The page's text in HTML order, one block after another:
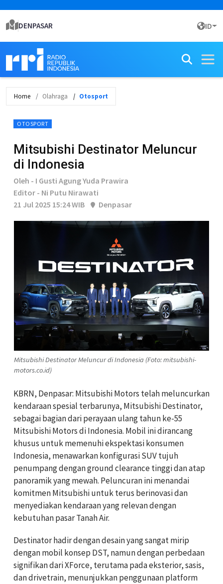
DENPASAR ID
Home Olahraga Otosport
OTOSPORT
Mitsubishi Destinator Meluncur
di Indonesia
Oleh - I Gusti Agung Yuda Prawira
Editor - Ni Putu Nirawati
21 Jul 2025 15:24 WIB
Denpasar
Mitsubishi Destinator Meluncur di Indonesia (Foto: mitsubishi-
motors.co.id)
KBRN, Denpasar: Mitsubishi Motors telah meluncurkan
kendaraan spesial terbarunya, Mitsubishi Destinator,
sebagai bagian dari perayaan ulang tahun ke-55
Mitsubishi Motors di Indonesia. Mobil ini dirancang
khusus untuk memenuhi ekspektasi konsumen
Indonesia, menawarkan konfigurasi SUV tujuh
penumpang dengan ground clearance tinggi dan atap
panoramik yang mewah. Peluncuran ini menandai
komitmen Mitsubishi untuk terus berinovasi dan
menyediakan kendaraan yang relevan dengan
kebutuhan pasar Tanah Air.
Destinator hadir dengan desain yang sangat mirip
dengan mobil konsep DST, namun dengan perbedaan
signifikan dari XForce, terutama pada eksterior, sasis,
dan drivetrain, menunjukkan penggunaan platform